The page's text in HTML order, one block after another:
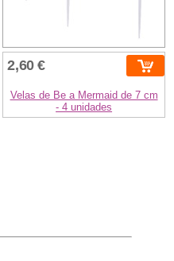
2,60 €
Velas de Be a Mermaid de 7 cm
- 4 unidades